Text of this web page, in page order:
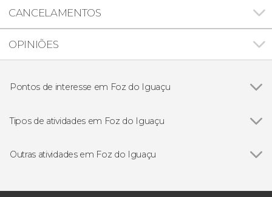
CANCELAMENTOS
OPINIÕES
Pontos de interesse em Foz do Iguaçu
Tipos de atividades em Foz do Iguaçu
Gastronomia e enoturismo
Outras atividades em Foz do Iguaçu
Espetáculo de luzes na Usina de Itaipu